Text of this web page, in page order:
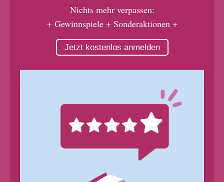
Nichts mehr verpassen:
+ Gewinnspiele + Sonderaktionen +
Jetzt kostenlos anmelden